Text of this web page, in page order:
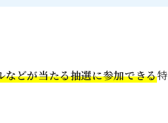
などが当たる抽選に参加できる特